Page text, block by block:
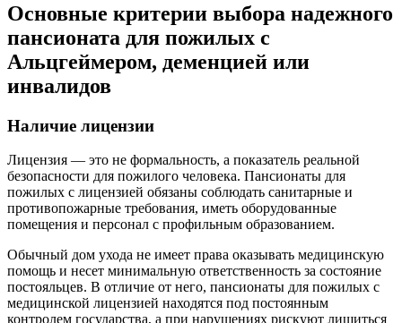
Основные критерии выбора надежного
пансионата для пожилых с
Альцгеймером, деменцией или
инвалидов
Наличие лицензии
Лицензия — это не формальность, а показатель реальной
безопасности для пожилого человека. Пансионаты для
пожилых с лицензией обязаны соблюдать санитарные и
противопожарные требования, иметь оборудованные
помещения и персонал с профильным образованием.
Обычный дом ухода не имеет права оказывать медицинскую
помощь и несет минимальную ответственность за состояние
постояльцев. В отличие от него, пансионаты для пожилых с
медицинской лицензией находятся под постоянным
контролем государства, а при нарушениях рискуют лишиться